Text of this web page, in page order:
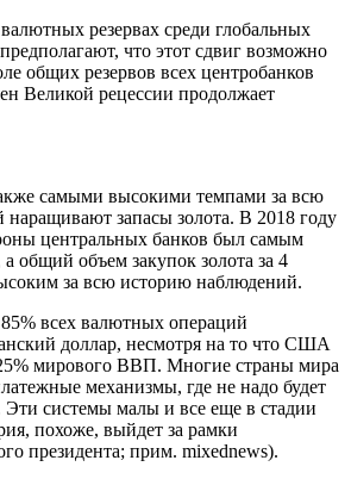
резервах среди глобальных
что этот сдвиг возможно
общих резервов всех центробанков
Великой рецессии продолжает
самыми высокими темпами за всю
запасы золота. В 2018 году
центральных банков был самым
общий объем закупок золота за 4
за всю историю наблюдений.
всех валютных операций
доллар, несмотря на то что США
мирового ВВП. Многие страны мира
механизмы, где не надо будет
Эти системы малы и все еще в стадии
похоже, выйдет за рамки
президента; прим. mixednews).